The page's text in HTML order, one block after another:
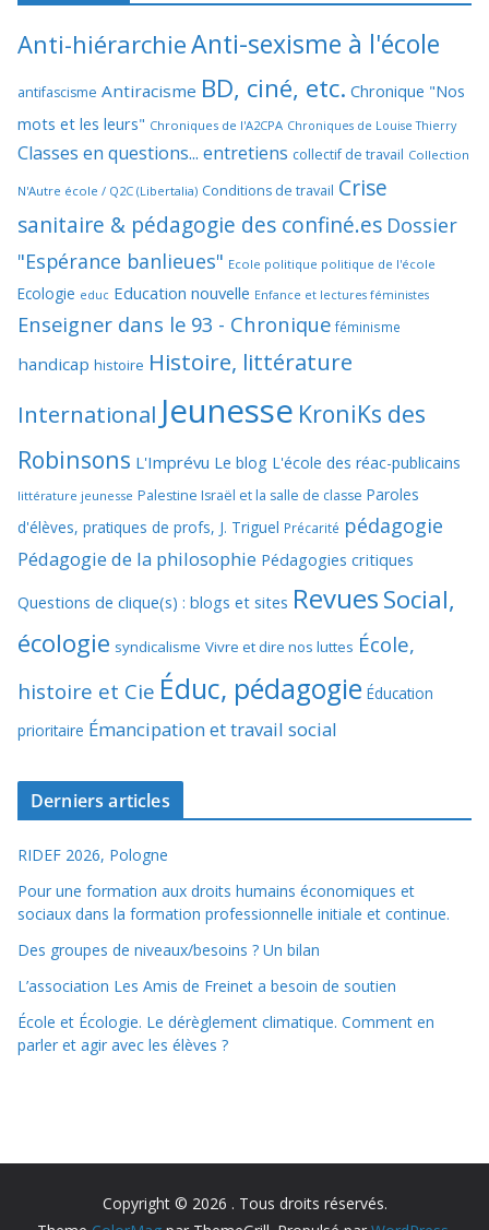
Anti-hiérarchieAnti-sexisme à l'école
antifascisme Antiracisme BD, ciné, etc. Chronique "Nos
mots et les leurs" Chroniques de l'A2CPA Chroniques de Louise Thierry
Classes en questions... entretiens collectif de travail Collection
N'Autre école / Q2C (Libertalia) Conditions de travail Crise
sanitaire & pédagogie des confiné.es Dossier
"Espérance banlieues" Ecole politique politique de l'école
Ecologie educ Education nouvelle Enfance et lectures féministes
Enseigner dans le 93 - Chronique féminisme
handicap histoire Histoire, littérature
International Jeunesse KroniKs des
Robinsons L'Imprévu Le blog L'école des réac-publicains
littérature jeunesse Palestine Israël et la salle de classe Paroles
d'élèves, pratiques de profs, J. Triguel Précarité pédagogie
Pédagogie de la philosophie Pédagogies critiques
Questions de clique(s) : blogs et sites RevuesSocial,
écologie syndicalisme Vivre et dire nos luttes École,
histoire et Cie Éduc, pédagogie Éducation
prioritaire Émancipation et travail social
Derniers articles
RIDEF 2026, Pologne
Pour une formation aux droits humains économiques et
sociaux dans la formation professionnelle initiale et continue.
Des groupes de niveaux/besoins ? Un bilan
L’association Les Amis de Freinet a besoin de soutien
École et Écologie. Le dérèglement climatique. Comment en
parler et agir avec les élèves ?
Copyright © 2026 . Tous droits réservés.